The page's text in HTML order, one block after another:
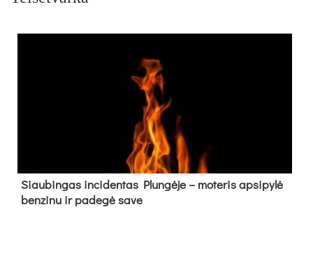
Siau­bin­gas in­ci­den­tas Plun­gė­je – mo­te­ris ap­si­py­lė
ben­zi­nu ir pa­de­gė sa­ve